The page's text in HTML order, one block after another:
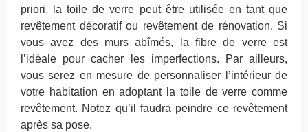
priori, la toile de verre peut être utilisée en tant que
revêtement décoratif ou revêtement de rénovation. Si
vous avez des murs abîmés, la fibre de verre est
l’idéale pour cacher les imperfections. Par ailleurs,
vous serez en mesure de personnaliser l’intérieur de
votre habitation en adoptant la toile de verre comme
revêtement. Notez qu’il faudra peindre ce revêtement
après sa pose.